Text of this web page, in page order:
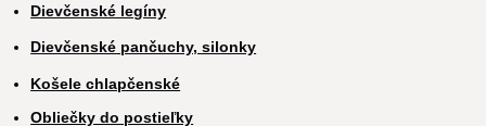
Dievčenské legíny
Dievčenské pančuchy, silonky
Košele chlapčenské
Obliečky do postieľky